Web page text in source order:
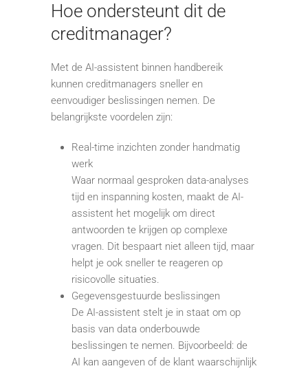
Hoe ondersteunt dit de
creditmanager?
Met de AI-assistent binnen handbereik
kunnen creditmanagers sneller en
eenvoudiger beslissingen nemen. De
belangrijkste voordelen zijn:
Real-time inzichten zonder handmatig
werk
Waar normaal gesproken data-analyses
tijd en inspanning kosten, maakt de AI-
assistent het mogelijk om direct
antwoorden te krijgen op complexe
vragen. Dit bespaart niet alleen tijd, maar
helpt je ook sneller te reageren op
risicovolle situaties.
Gegevensgestuurde beslissingen
De AI-assistent stelt je in staat om op
basis van data onderbouwde
beslissingen te nemen. Bijvoorbeeld: de
AI kan aangeven of de klant waarschijnlijk